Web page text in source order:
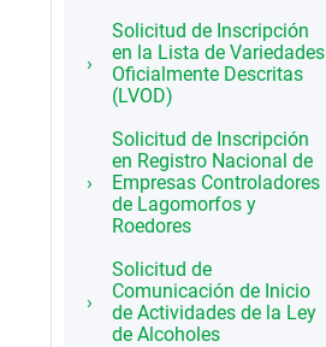
Solicitud de Inscripción
en la Lista de Variedades
Oficialmente Descritas
(LVOD)
Solicitud de Inscripción
en Registro Nacional de
Empresas Controladores
de Lagomorfos y
Roedores
Solicitud de
Comunicación de Inicio
de Actividades de la Ley
de Alcoholes